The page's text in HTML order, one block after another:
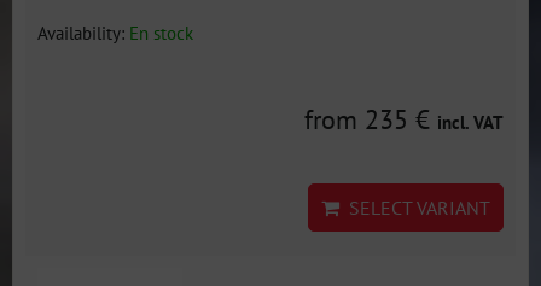
Availability: En stock
from 235 € incl. VAT
SELECT VARIANT